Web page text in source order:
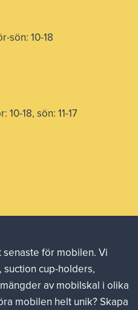
sön: 10-18
10-18, sön: 11-17
för mobilen. Vi
cup-holders,
av mobilskal i olika
mobilen helt unik? Skapa